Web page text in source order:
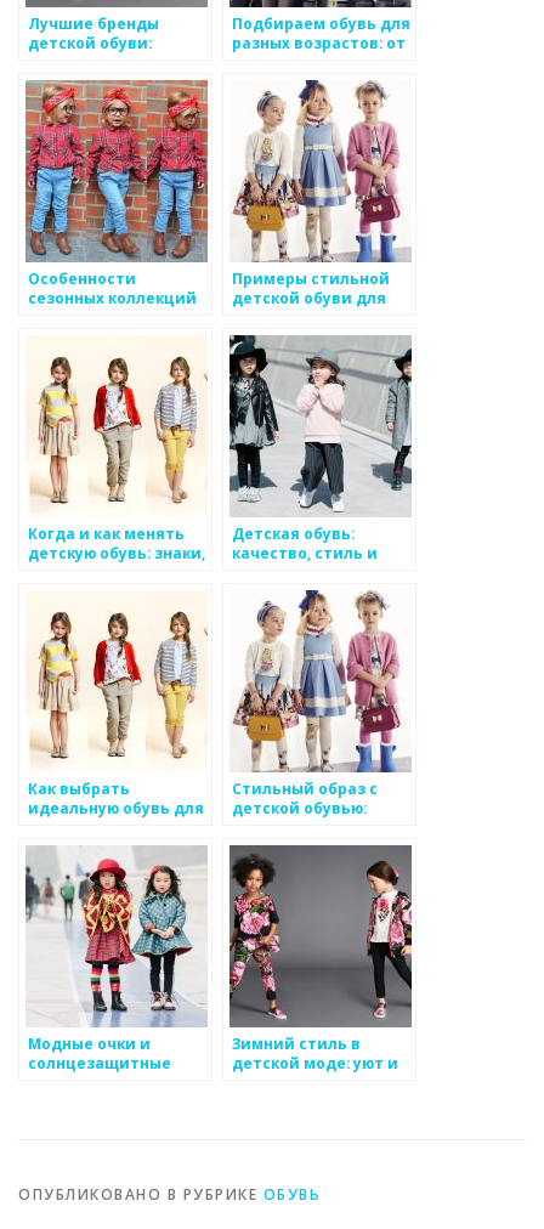
Лучшие бренды
детской обуви:
качеству и стилю
Подбираем обувь для
разных возрастов: от
подростков
Особенности
сезонных коллекций
Примеры стильной
детской обуви для
Когда и как менять
детскую обувь: знаки,
Детская обувь:
качество, стиль и
Как выбрать
идеальную обувь для
стиль
Стильный образ с
детской обувью:
сочетания цветов
Модные очки и
солнцезащитные
Зимний стиль в
детской моде: уют и
ОПУБЛИКОВАНО В РУБРИКЕ ОБУВЬ